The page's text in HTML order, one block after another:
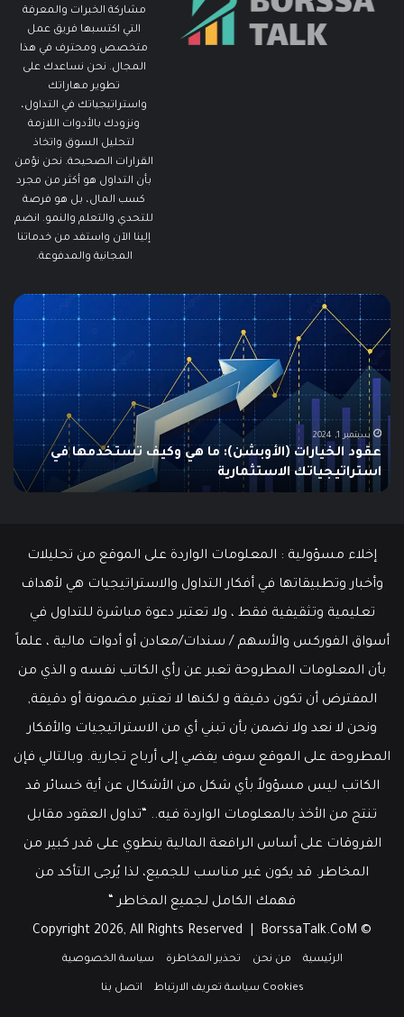
مشاركة الخبرات والمعرفة
التي اكتسبها فريق عمل
متخصص ومحترف في هذا
المجال. نحن نساعدك على
تطوير مهاراتك
واستراتيجياتك في التداول،
ونزودك بالأدوات اللازمة
لتحليل السوق واتخاذ
القرارات الصحيحة. نحن نؤمن
بأن التداول هو أكثر من مجرد
كسب المال، بل هو فرصة
للتحدي والتعلم والنمو. انضم
إلينا الآن واستفد من خدماتنا
المجانية والمدفوعة.
مطالبات
البطالة
في
الولايات
المتحدة
تنخفض
إلى
أدنى
مستوى
منذ
مايو
عمل
سبتمبر 19, 2024
مطالبات البطالة في الولايات المتحدة تنخفض إلى أدنى
مستوى منذ مايو وسط سوق عمل قوي
إخلاء مسؤولية : المعلومات الواردة على الموقع من تحليلات
وأخبار وتطبيقاتها في أفكار التداول والاستراتيجيات هي لأهداف
تعليمية وتثقيفية فقط ، ولا تعتبر دعوة مباشرة للتداول في
أسواق الفوركس والأسهم / سندات/معادن أو أدوات مالية ، علماً
بأن المعلومات المطروحة تعبر عن رأي الكاتب نفسه و الذي من
المفترض أن تكون دقيقة و لكنها لا تعتبر مضمونة أو دقيقة,
ونحن لا نعد ولا نضمن بأن تبني أي من الاستراتيجيات والأفكار
المطروحة على الموقع سوف يفضي إلى أرباح تجارية. وبالتالي فإن
الكاتب ليس مسؤولاً بأي شكل من الأشكال عن أية خسائر قد
تنتج من الأخذ بالمعلومات الواردة فيه.. “تداول العقود مقابل
الفروقات على أساس الرافعة المالية ينطوي على قدر كبير من
المخاطر. قد يكون غير مناسب للجميع، لذا يُرجى التأكد من
فهمك الكامل لجميع المخاطر “
© Copyright 2026, All Rights Reserved |
BorssaTalk.CoM
الرئيسية من نحن تحذير المخاطرة سياسة الخصوصية
Cookies سياسة تعريف الارتباط اتصل بنا